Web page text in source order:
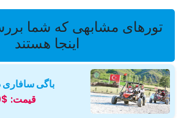
تورهای مشابهی که شما
اینجا هستند
باگی سافاری
قیمت: $150